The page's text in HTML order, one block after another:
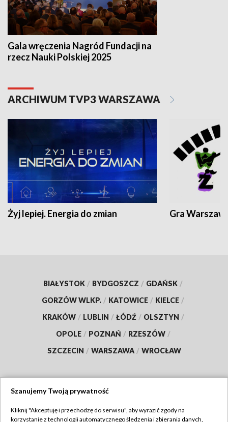
Gala wręczenia Nagród Fundacji na
rzecz Nauki Polskiej 2025
ARCHIWUM TVP3 WARSZAWA
Żyj lepiej. Energia do zmian Gra
BIAŁYSTOK / BYDGOSZCZ / GDAŃSK /
GORZÓW WLKP. / KATOWICE / KIELCE /
KRAKÓW / LUBLIN / ŁÓDŹ / OLSZTYN /
OPOLE / POZNAŃ / RZESZÓW /
SZCZECIN / WARSZAWA / WROCŁAW
Szanujemy Twoją prywatność
Kliknij "Akceptuję i przechodzę do serwisu", aby wyrazić zgody na
korzystanie z technologii automatycznego śledzenia i zbierania danych,